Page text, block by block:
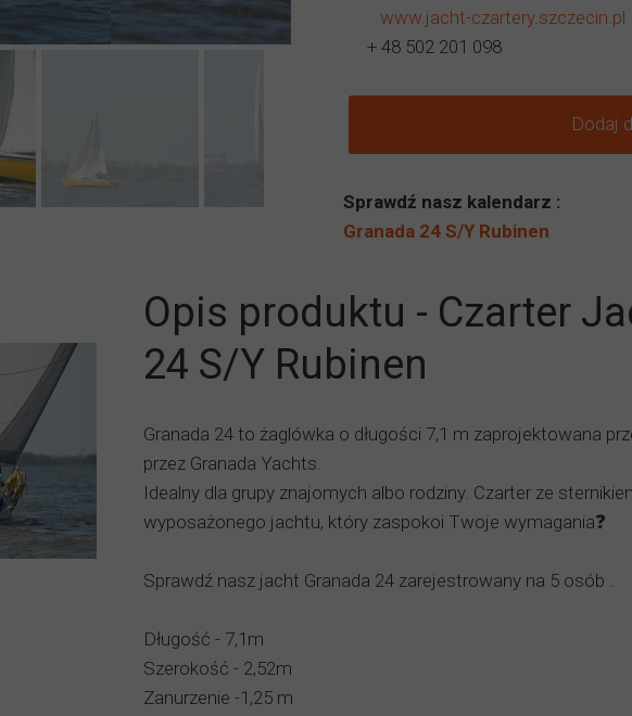
www.jacht-czartery.szczecin.pl
+ 48 502 201 098
Dodaj
Sprawdź nasz kalendarz :
Granada 24 S/Y Rubinen
Opis produktu - Czarter
24 S/Y Rubinen
Granada 24 to żaglówka o długości 7,1 m zaprojektowana
przez Granada Yachts.
Idealny dla grupy znajomych albo rodziny. Czarter ze
wyposażonego jachtu, który zaspokoi Twoje wymagania❓
Sprawdź nasz jacht Granada 24 zarejestrowany na 5 osób .
Długość - 7,1m
Szerokość - 2,52m
Zanurzenie -1,25 m